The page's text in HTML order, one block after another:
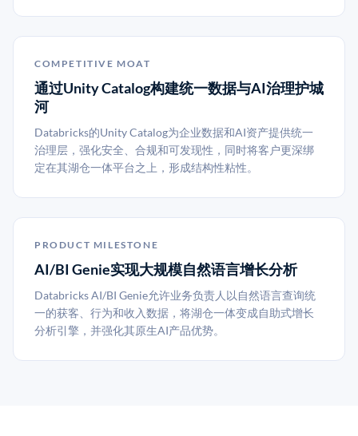
COMPETITIVE MOAT
通过Unity Catalog构建统一数据与AI治理护城
河
Databricks的Unity Catalog为企业数据和AI资产提供统一
治理层，强化安全、合规和可发现性，同时将客户更深绑
定在其湖仓一体平台之上，形成结构性粘性。
PRODUCT MILESTONE
AI/BI Genie实现大规模自然语言增长分析
Databricks AI/BI Genie允许业务负责人以自然语言查询统
一的获客、行为和收入数据，将湖仓一体变成自助式增长
分析引擎，并强化其原生AI产品优势。